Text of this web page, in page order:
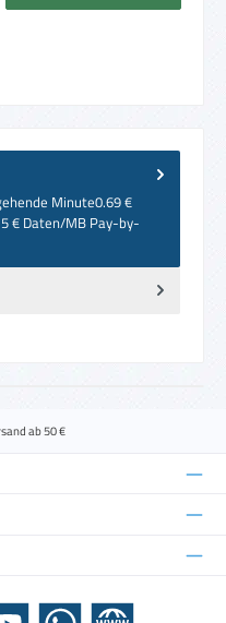
Minute0.69 €
€ Daten/MB Pay-by-
ab 50 €